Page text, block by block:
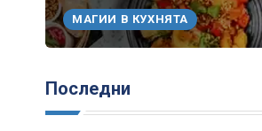
МАГИИ В КУХНЯТА
Последни